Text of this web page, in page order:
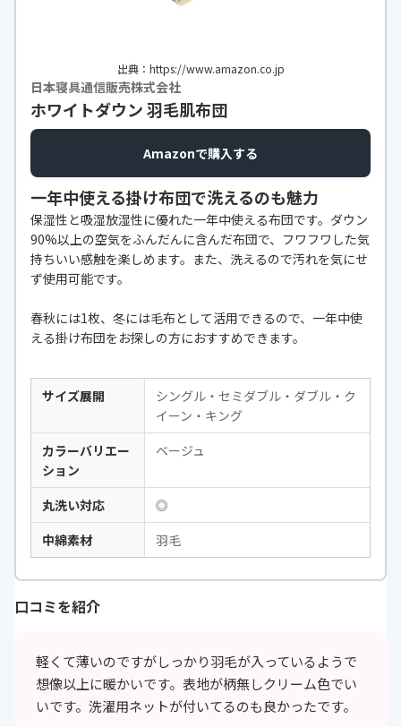
出典：https://www.amazon.co.jp
日本寝具通信販売株式会社
ホワイトダウン 羽毛肌布団
Amazonで購入する
一年中使える掛け布団で洗えるのも魅力
保湿性と吸湿放湿性に優れた一年中使える布団です。ダウン
90%以上の空気をふんだんに含んだ布団で、フワフワした気
持ちいい感触を楽しめます。また、洗えるので汚れを気にせ
ず使用可能です。
春秋には1枚、冬には毛布として活用できるので、一年中使
える掛け布団をお探しの方におすすめできます。
サイズ展開
シングル・セミダブル・ダブル・ク
イーン・キング
カラーバリエー
ション
ベージュ
丸洗い対応
◎
中綿素材
羽毛
口コミを紹介
軽くて薄いのですがしっかり羽毛が入っているようで
想像以上に暖かいです。表地が柄無しクリーム色でい
いです。洗濯用ネットが付いてるのも良かったです。